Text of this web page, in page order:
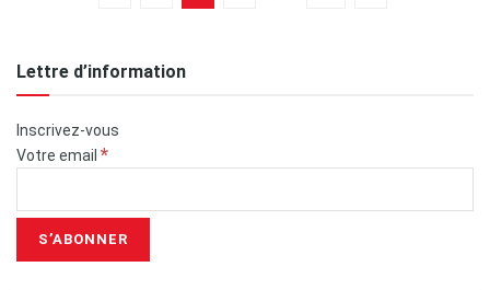
Lettre d’information
Inscrivez-vous
Votre email *